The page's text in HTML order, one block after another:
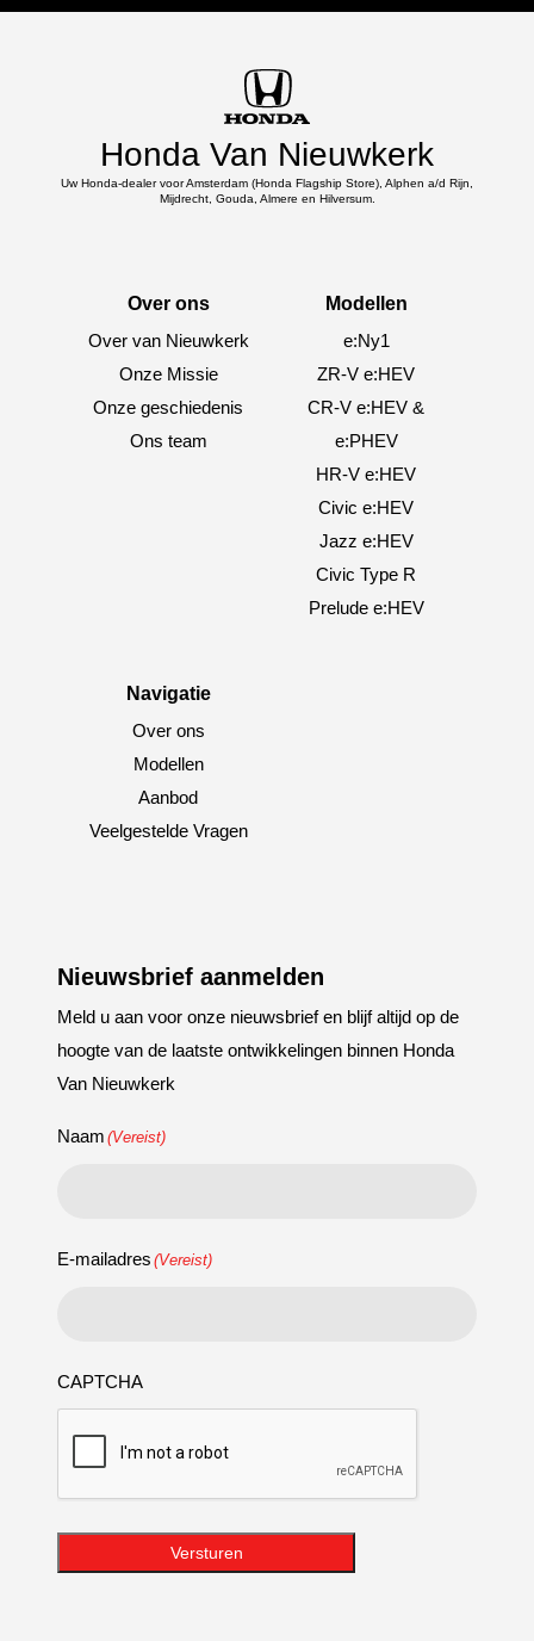
Honda Van Nieuwkerk
Uw Honda-dealer voor Amsterdam (Honda Flagship Store), Alphen a/d Rijn,
Mijdrecht, Gouda, Almere en Hilversum.
Over ons
Over van Nieuwkerk
Onze Missie
Onze geschiedenis
Ons team
Modellen
e:Ny1
ZR-V e:HEV
CR-V e:HEV &
e:PHEV
HR-V e:HEV
Civic e:HEV
Jazz e:HEV
Civic Type R
Prelude e:HEV
Navigatie
Over ons
Modellen
Aanbod
Veelgestelde Vragen
Nieuwsbrief aanmelden
Meld u aan voor onze nieuwsbrief en blijf altijd op de
hoogte van de laatste ontwikkelingen binnen Honda
Van Nieuwkerk
Naam (Vereist)
E-mailadres (Vereist)
CAPTCHA
Versturen